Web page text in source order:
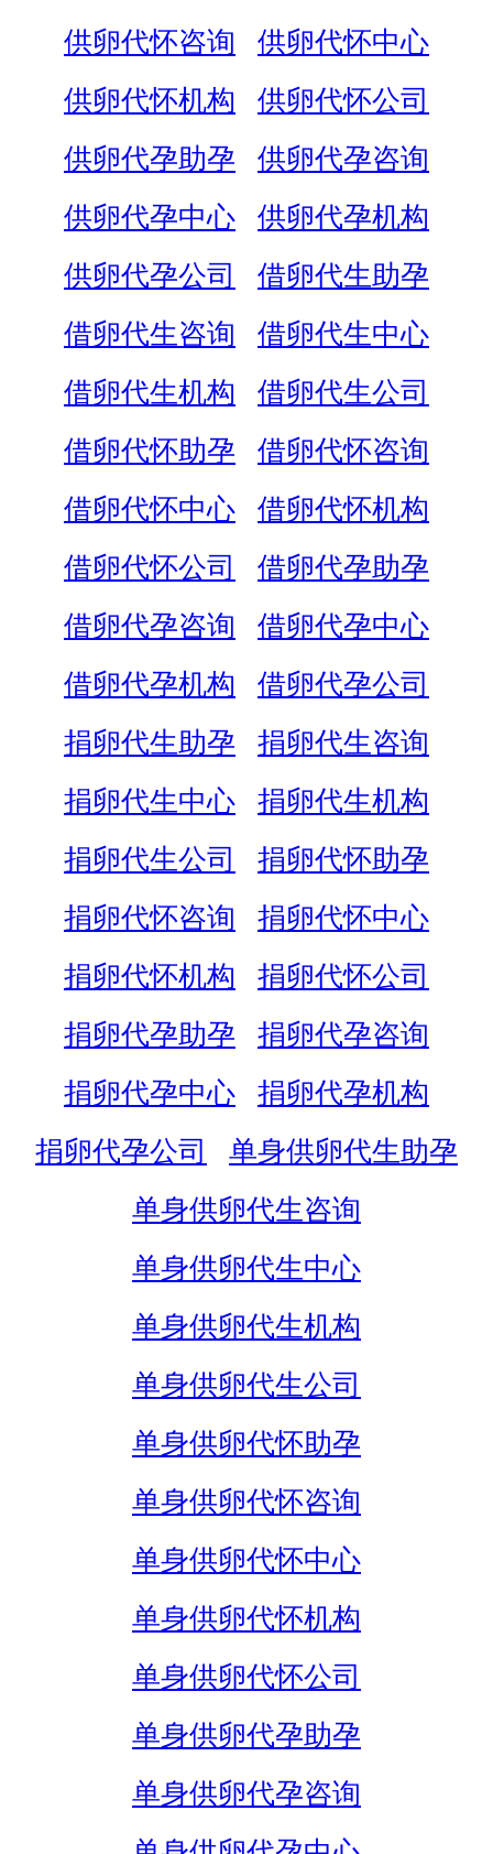
供卵代怀咨询
供卵代怀中心
供卵代怀机构
供卵代怀公司
供卵代孕助孕
供卵代孕咨询
供卵代孕中心
供卵代孕机构
供卵代孕公司
借卵代生助孕
借卵代生咨询
借卵代生中心
借卵代生机构
借卵代生公司
借卵代怀助孕
借卵代怀咨询
借卵代怀中心
借卵代怀机构
借卵代怀公司
借卵代孕助孕
借卵代孕咨询
借卵代孕中心
借卵代孕机构
借卵代孕公司
捐卵代生助孕
捐卵代生咨询
捐卵代生中心
捐卵代生机构
捐卵代生公司
捐卵代怀助孕
捐卵代怀咨询
捐卵代怀中心
捐卵代怀机构
捐卵代怀公司
捐卵代孕助孕
捐卵代孕咨询
捐卵代孕中心
捐卵代孕机构
捐卵代孕公司
单身供卵代生助孕
单身供卵代生咨询
单身供卵代生中心
单身供卵代生机构
单身供卵代生公司
单身供卵代怀助孕
单身供卵代怀咨询
单身供卵代怀中心
单身供卵代怀机构
单身供卵代怀公司
单身供卵代孕助孕
单身供卵代孕咨询